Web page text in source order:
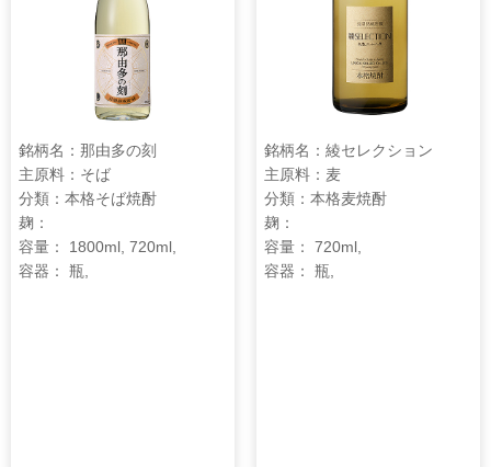
銘柄名：那由多の刻
主原料：そば
分類：本格そば焼酎
麹：
容量： 1800ml, 720ml,
容器： 瓶,
銘柄名：綾セレクション
主原料：麦
分類：本格麦焼酎
麹：
容量： 720ml,
容器： 瓶,